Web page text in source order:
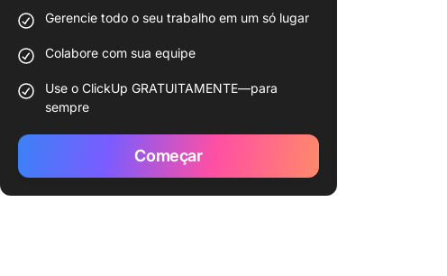
Gerencie todo o seu trabalho em um só lugar
Colabore com sua equipe
Use o ClickUp GRATUITAMENTE—para
sempre
Começar